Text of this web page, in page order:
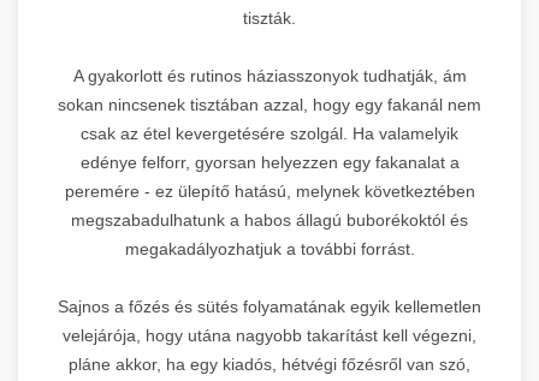
tiszták.
A gyakorlott és rutinos háziasszonyok tudhatják, ám
sokan nincsenek tisztában azzal, hogy egy fakanál nem
csak az étel kevergetésére szolgál. Ha valamelyik
edénye felforr, gyorsan helyezzen egy fakanalat a
peremére - ez ülepítő hatású, melynek következtében
megszabadulhatunk a habos állagú buborékoktól és
megakadályozhatjuk a további forrást.
Sajnos a főzés és sütés folyamatának egyik kellemetlen
velejárója, hogy utána nagyobb takarítást kell végezni,
pláne akkor, ha egy kiadós, hétvégi főzésről van szó,